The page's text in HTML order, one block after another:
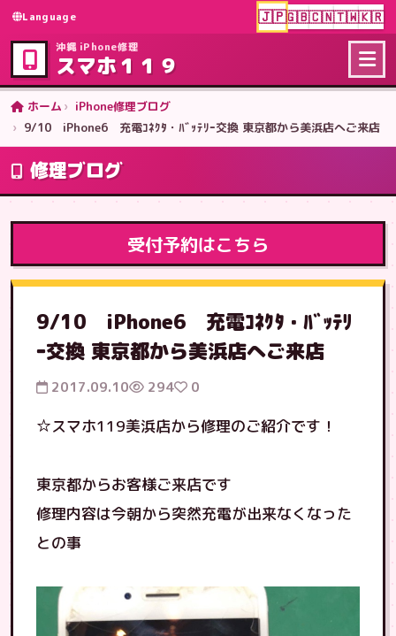
Language 🇯🇵🇬🇧🇨🇳🇹🇼🇰🇷
沖縄 iPhone修理
スマホ１１９
ホーム
iPhone修理ブログ
9/10 iPhone6 充電ｺﾈｸﾀ・ﾊﾞｯﾃﾘｰ交換 東京都から美浜店へご来店
修理ブログ
受付予約はこちら
9/10 iPhone6 充電ｺﾈｸﾀ・ﾊﾞｯﾃﾘ
ｰ交換 東京都から美浜店へご来店
2017.09.10 294 0
☆スマホ119美浜店から修理のご紹介です！
東京都からお客様ご来店です
修理内容は今朝から突然充電が出来なくなった
との事